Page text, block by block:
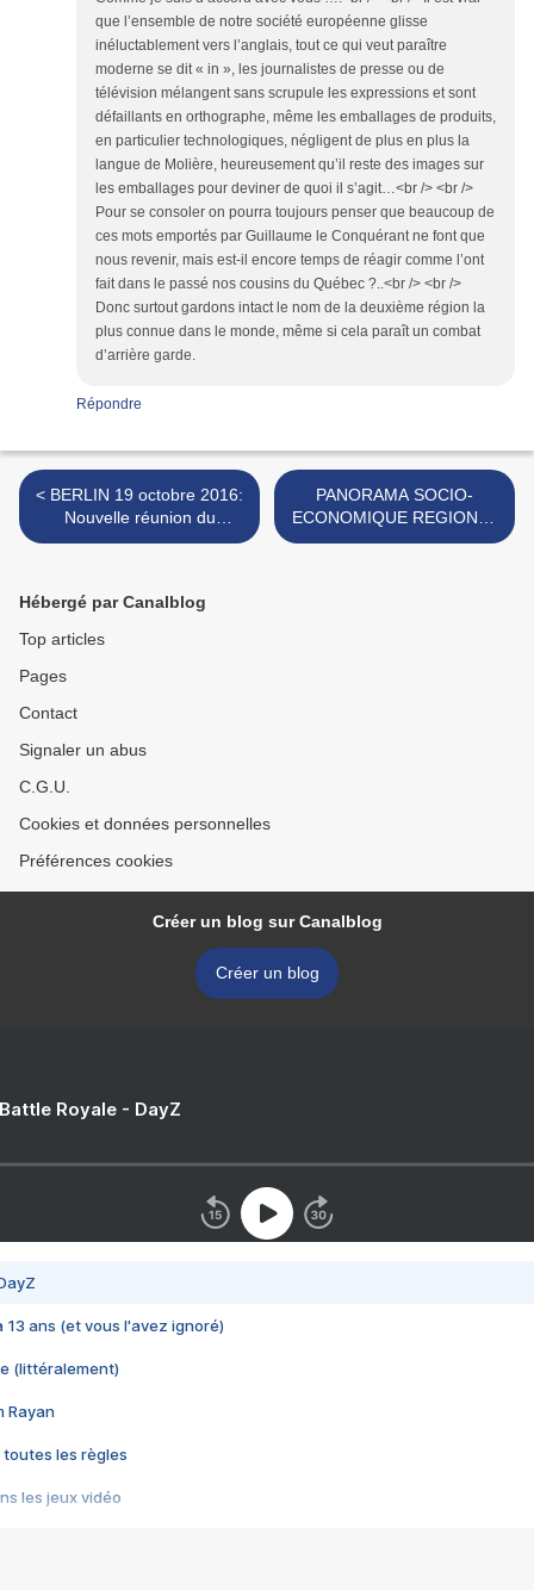
que l’ensemble de notre société européenne glisse
inéluctablement vers l’anglais, tout ce qui veut paraître
moderne se dit « in », les journalistes de presse ou de
télévision mélangent sans scrupule les expressions et sont
défaillants en orthographe, même les emballages de produits,
en particulier technologiques, négligent de plus en plus la
langue de Molière, heureusement qu’il reste des images sur
les emballages pour deviner de quoi il s’agit…<br /> <br />
Pour se consoler on pourra toujours penser que beaucoup de
ces mots emportés par Guillaume le Conquérant ne font que
nous revenir, mais est-il encore temps de réagir comme l’ont
fait dans le passé nos cousins du Québec ?..<br /> <br />
Donc surtout gardons intact le nom de la deuxième région la
plus connue dans le monde, même si cela paraît un combat
d’arrière garde.
Répondre
< BERLIN 19 octobre 2016:
Nouvelle réunion du
FORMAT NORMANDIE
PANORAMA SOCIO-
ECONOMIQUE REGIONAL
2016: Enfin, en Normandie,
Hébergé par Canalblog
Top articles
Pages
Contact
Signaler un abus
C.G.U.
Cookies et données personnelles
Préférences cookies
Créer un blog sur Canalblog
Créer un blog
Royale - DayZ
13 ans (et vous l'avez ignoré)
(littéralement)
Rayan
toutes les règles
les jeux vidéo